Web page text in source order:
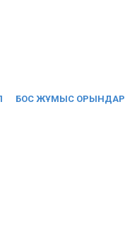
БОС ЖҰМЫС ОРЫНДАР